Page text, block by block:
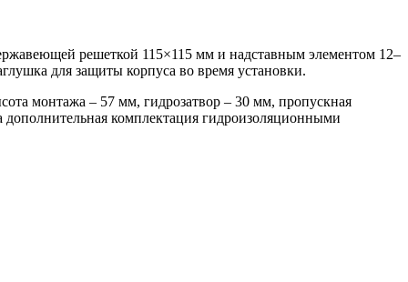
решеткой 115×115 мм и надставным элементом 12–
для защиты корпуса во время установки.
монтажа – 57 мм, гидрозатвор – 30 мм, пропускная
дополнительная комплектация гидроизоляционными